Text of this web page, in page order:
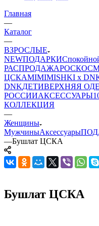
Главная
—
Каталог
—
ВЗРОСЛЫЕ
NEWПОДАРКИ
РАСПРОДАЖА
ЦСКАMIMIMISHKI x
DNKДЕТИВЕРХНЯЯ
РОССИИАКСЕССУАРЫ
КОЛЛЕКЦИЯ
—
Женщины
МужчиныАксессуары
—Бушлат ЦСКА
Бушлат ЦСКА